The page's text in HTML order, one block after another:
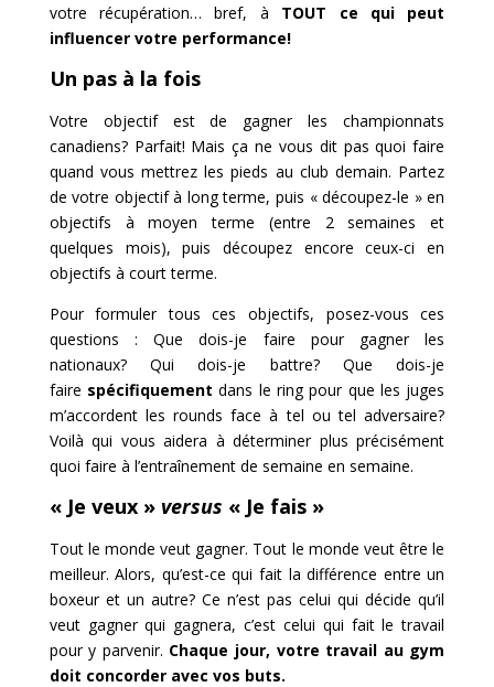
votre récupération… bref, à TOUT ce qui peut
influencer votre performance!
Un pas à la fois
Votre objectif est de gagner les championnats
canadiens? Parfait! Mais ça ne vous dit pas quoi faire
quand vous mettrez les pieds au club demain. Partez
de votre objectif à long terme, puis « découpez-le » en
objectifs à moyen terme (entre 2 semaines et
quelques mois), puis découpez encore ceux-ci en
objectifs à court terme.
Pour formuler tous ces objectifs, posez-vous ces
questions : Que dois-je faire pour gagner les
nationaux? Qui dois-je battre? Que dois-je
faire spécifiquement dans le ring pour que les juges
m’accordent les rounds face à tel ou tel adversaire?
Voilà qui vous aidera à déterminer plus précisément
quoi faire à l’entraînement de semaine en semaine.
« Je veux » versus « Je fais »
Tout le monde veut gagner. Tout le monde veut être le
meilleur. Alors, qu’est-ce qui fait la différence entre un
boxeur et un autre? Ce n’est pas celui qui décide qu’il
veut gagner qui gagnera, c’est celui qui fait le travail
pour y parvenir. Chaque jour, votre travail au gym
doit concorder avec vos buts.